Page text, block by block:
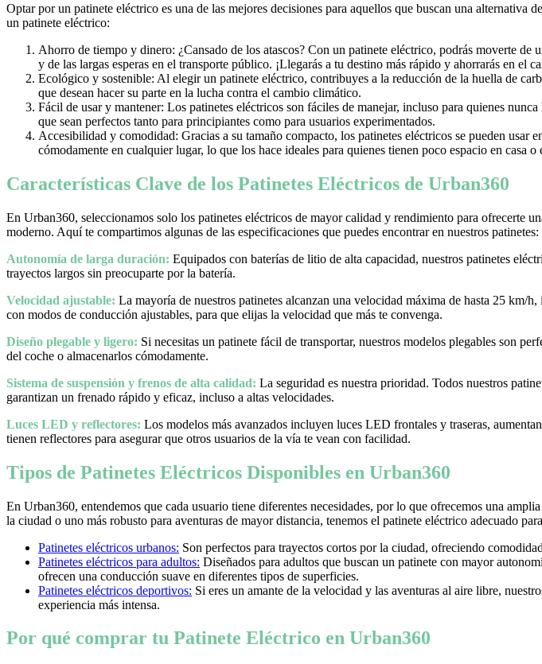
Optar por un patinete eléctrico es una de las mejores decisiones para aquellos que buscan una
un patinete eléctrico:
Ahorro de tiempo y dinero: ¿Cansado de los atascos? Con un patinete eléctrico, podrás moverte
y de las largas esperas en el transporte público. ¡Llegarás a tu destino más rápido y ahorrarás en el
Ecológico y sostenible: Al elegir un patinete eléctrico, contribuyes a la reducción de la huella de
que desean hacer su parte en la lucha contra el cambio climático.
Fácil de usar y mantener: Los patinetes eléctricos son fáciles de manejar, incluso para quienes
que sean perfectos tanto para principiantes como para usuarios experimentados.
Accesibilidad y comodidad: Gracias a su tamaño compacto, los patinetes eléctricos se pueden
cómodamente en cualquier lugar, lo que los hace ideales para quienes tienen poco espacio en casa o
Características Clave de los Patinetes Eléctricos de Urban360
En Urban360, seleccionamos solo los patinetes eléctricos de mayor calidad y rendimiento para ofrecerte
moderno. Aquí te compartimos algunas de las especificaciones que puedes encontrar en nuestros patinetes:
Autonomía de larga duración: Equipados con baterías de litio de alta capacidad, nuestros patinetes
trayectos largos sin preocuparte por la batería.
Velocidad ajustable: La mayoría de nuestros patinetes alcanzan una velocidad máxima de hasta 25 km/
con modos de conducción ajustables, para que elijas la velocidad que más te convenga.
Diseño plegable y ligero: Si necesitas un patinete fácil de transportar, nuestros modelos plegables son
del coche o almacenarlos cómodamente.
Sistema de suspensión y frenos de alta calidad: La seguridad es nuestra prioridad. Todos nuestros
garantizan un frenado rápido y eficaz, incluso a altas velocidades.
Luces LED y reflectores: Los modelos más avanzados incluyen luces LED frontales y traseras,
tienen reflectores para asegurar que otros usuarios de la vía te vean con facilidad.
Tipos de Patinetes Eléctricos Disponibles en Urban360
En Urban360, entendemos que cada usuario tiene diferentes necesidades, por lo que ofrecemos una
la ciudad o uno más robusto para aventuras de mayor distancia, tenemos el patinete eléctrico adecuado
Patinetes eléctricos urbanos: Son perfectos para trayectos cortos por la ciudad, ofreciendo
Patinetes eléctricos para adultos: Diseñados para adultos que buscan un patinete con mayor
ofrecen una conducción suave en diferentes tipos de superficies.
Patinetes eléctricos deportivos: Si eres un amante de la velocidad y las aventuras al aire libre,
experiencia más intensa.
Por qué comprar tu Patinete Eléctrico en Urban360